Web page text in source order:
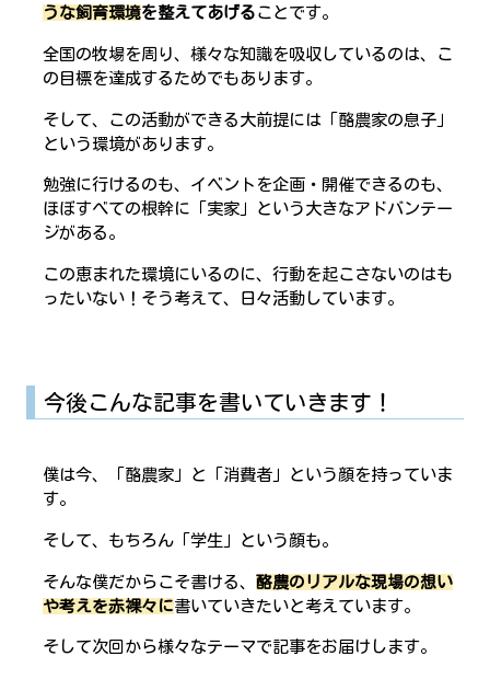
うな飼育環境を整えてあげる ことです。
全国の牧場を周り、様々な知識を吸収しているのは、こ
の目標を達成するためでもあります。
そして、この活動ができる大前提には「酪農家の息子」
という環境があります。
勉強に行けるのも、イベントを企画・開催できるのも、
ほぼすべての根幹に「実家」という大きなアドバンテー
ジがある。
この恵まれた環境にいるのに、行動を起こさないのはも
ったいない！そう考えて、日々活動しています。
今後こんな記事を書いていきます！
僕は今、「酪農家」と「消費者」という顔を持っていま
す。
そして、もちろん「学生」という顔も。
そんな僕だからこそ書ける、酪農のリアルな現場の想い
や考えを赤裸々に書いていきたいと考えています。
そして次回から様々なテーマで記事をお届けします。